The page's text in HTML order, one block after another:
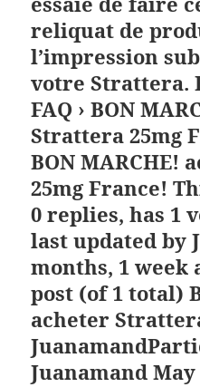
reliquat de
l’impression
votre Strattera.
FAQ › BON
Strattera 25mg
BON MARCHE!
25mg France!
0 replies, has 1
last updated by
months, 1 week
post (of 1 total)
acheter
Juanamand May